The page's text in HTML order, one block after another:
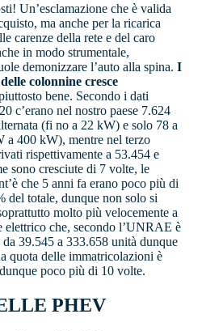
Un’esclamazione che è valida
ma anche per la ricarica
carenze della rete e del caro
in modo strumentale,
demonizzare l’auto alla spina. I
colonnine cresce
bene. Secondo i dati
c’erano nel nostro paese 7.624
(fi no a 22 kW) e solo 78 a
a 400 kW), mentre nel terzo
rispettivamente a 53.454 e
sono cresciute di 7 volte, le
che 5 anni fa erano poco più di
del totale, dunque non solo si
molto più velocemente a
elettrico che, secondo l’UNRAE è
da 39.545 a 333.658 unità dunque
quota delle immatricolazioni è
poco più di 10 volte.
PHEV